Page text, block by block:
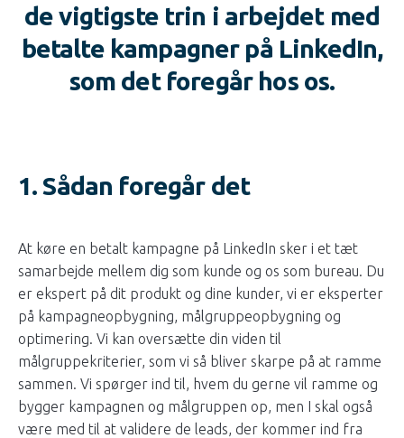
de vigtigste trin i arbejdet med
betalte kampagner på LinkedIn,
som det foregår hos os.
1. Sådan foregår det
At køre en betalt kampagne på LinkedIn sker i et tæt
samarbejde mellem dig som kunde og os som bureau. Du
er ekspert på dit produkt og dine kunder, vi er eksperter
på kampagneopbygning, målgruppeopbygning og
optimering. Vi kan oversætte din viden til
målgruppekriterier, som vi så bliver skarpe på at ramme
sammen. Vi spørger ind til, hvem du gerne vil ramme og
bygger kampagnen og målgruppen op, men I skal også
være med til at validere de leads, der kommer ind fra